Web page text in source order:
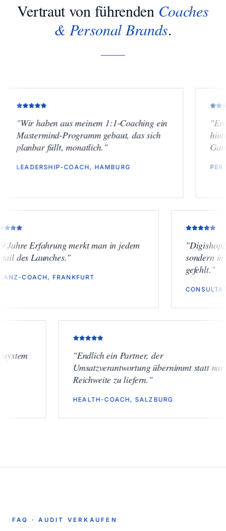
Vertraut von führenden Coaches
& Personal Brands.
haben aus meinem 1:1-Coaching ein
Programm gebaut, das sich
füllt, monatlich."
COACH, HAMBURG
Endlich
PERSONAL
"19 Jahre Erfahrung merkt man in jedem
Detail des Launches.
FINANZ-COACH, FRANKFURT
"
Endlich ein Partner, der
Umsatzverantwortung übernimmt statt nur
Reichweite zu liefern."
HEALTH-COACH, SALZBURG
FAQ ·AUDIT VERKAUFEN